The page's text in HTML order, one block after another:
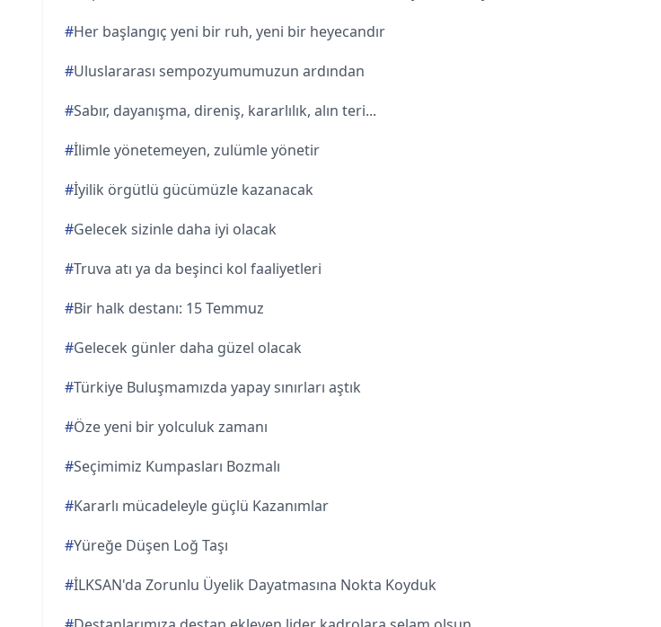
#Her başlangıç yeni bir ruh, yeni bir heyecandır
#Uluslararası sempozyumumuzun ardından
#Sabır, dayanışma, direniş, kararlılık, alın teri...
#İlimle yönetemeyen, zulümle yönetir
#İyilik örgütlü gücümüzle kazanacak
#Gelecek sizinle daha iyi olacak
#Truva atı ya da beşinci kol faaliyetleri
#Bir halk destanı: 15 Temmuz
#Gelecek günler daha güzel olacak
#Türkiye Buluşmamızda yapay sınırları aştık
#Öze yeni bir yolculuk zamanı
#Seçimimiz Kumpasları Bozmalı
#Kararlı mücadeleyle güçlü Kazanımlar
#Yüreğe Düşen Loğ Taşı
#İLKSAN'da Zorunlu Üyelik Dayatmasına Nokta Koyduk